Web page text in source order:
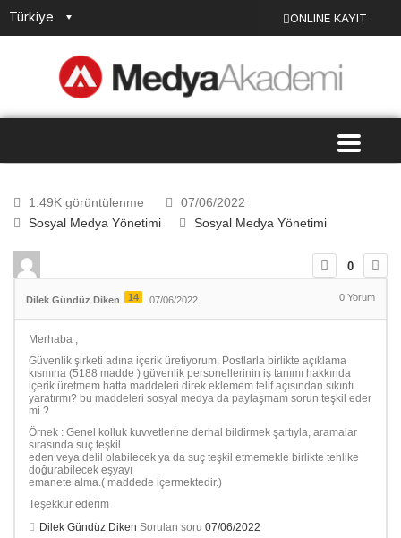
Türkiye ONLINE KAYIT
1.49K görüntülenme
07/06/2022
Sosyal Medya Yönetimi
Sosyal Medya Yönetimi
0
Dilek Gündüz Diken 14 07/06/2022 0 Yorum
Merhaba ,
Güvenlik şirketi adına içerik üretiyorum. Postlarla birlikte açıklama
kısmına (5188 madde ) güvenlik personellerinin iş tanımı hakkında
içerik üretmem hatta maddeleri direk eklemem telif açısından sıkıntı
yaratırmı? bu maddeleri sosyal medya da paylaşmam sorun teşkil eder
mi ?
Örnek : Genel kolluk kuvvetlerine derhal bildirmek şartıyla, aramalar
sırasında suç teşkil
eden veya delil olabilecek ya da suç teşkil etmemekle birlikte tehlike
doğurabilecek eşyayı
emanete alma.( maddede içermektedir.)
Teşekkür ederim
Dilek Gündüz Diken Sorulan soru 07/06/2022